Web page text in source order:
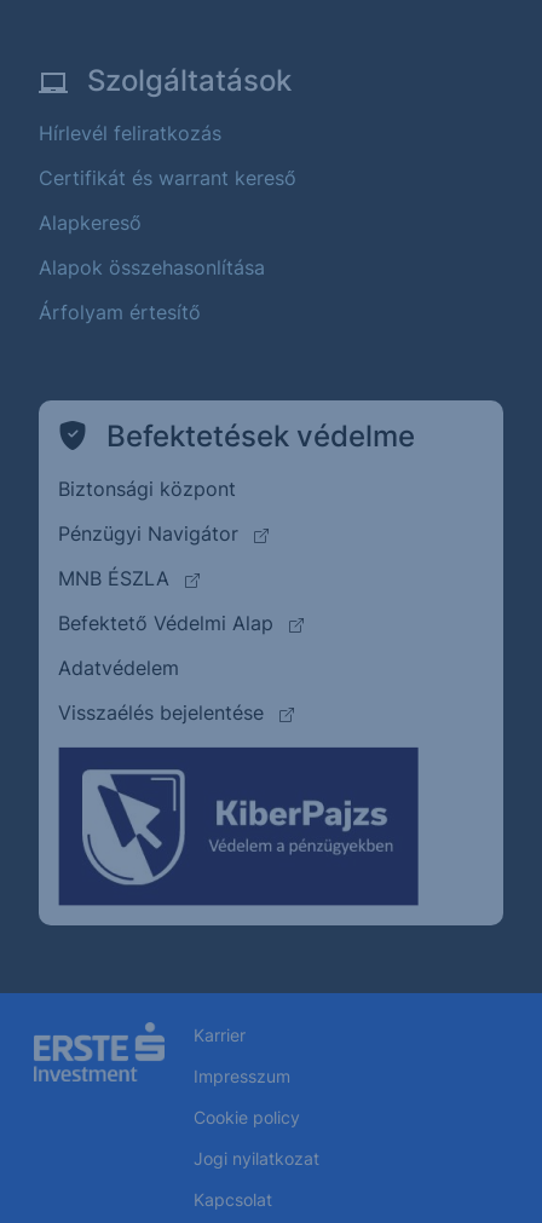
Szolgáltatások
Hírlevél feliratkozás
Certifikát és warrant kereső
Alapkereső
Alapok összehasonlítása
Árfolyam értesítő
Befektetések védelme
Biztonsági központ
Pénzügyi Navigátor
(külső oldalra ugrik)
MNB ÉSZLA
(külső oldalra ugrik)
Befektető Védelmi Alap
(külső oldalra ugrik)
Adatvédelem
Visszaélés bejelentése
(külső oldalra ugrik)
Karrier
Impresszum
Cookie policy
Jogi nyilatkozat
Kapcsolat